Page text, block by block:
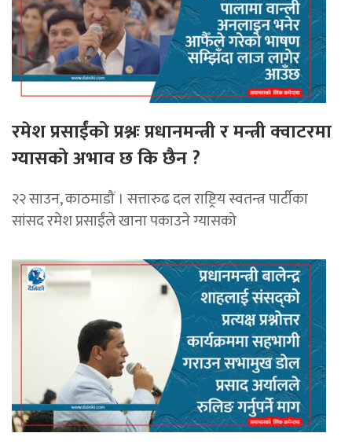
रमेश प्रसाईंको प्रश्नः प्रधानमन्त्री र मन्त्री क्वाटरमा
ग्यासको अभाव छ कि छैन ?
२२ साउन, काठमाडौं । सत्तारुढ दल राष्ट्रिय स्वतन्त्र पार्टीका
सांसद रमेश प्रसाईंले खाना पकाउने ग्यासको